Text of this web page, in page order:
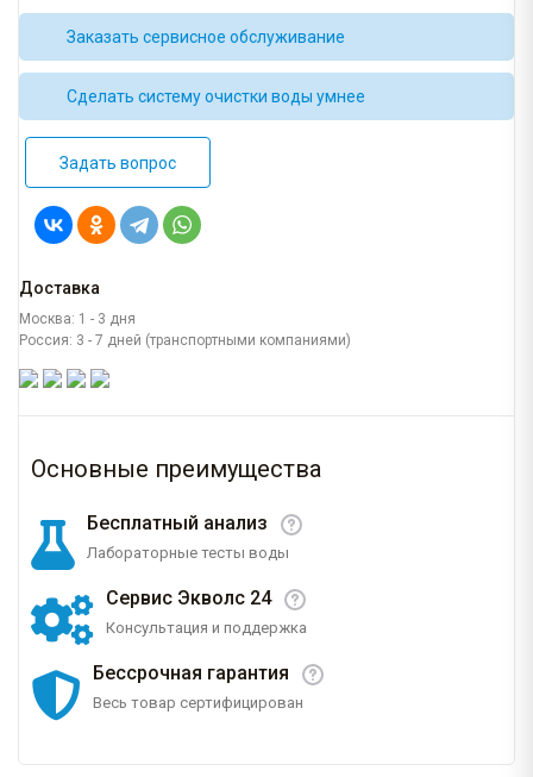
Заказать сервисное обслуживание
Сделать систему очистки воды умнее
Задать вопрос
Доставка
Москва: 1 - 3 дня
Россия: 3 - 7 дней (транспортными компаниями)
Основные преимущества
Бесплатный анализ
Лабораторные тесты воды
Сервис Экволс 24
Консультация и поддержка
Бессрочная гарантия
Весь товар сертифицирован